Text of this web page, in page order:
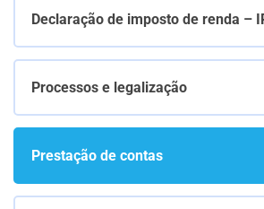
Declaração de imposto de renda –
Processos e legalização
Prestação de contas